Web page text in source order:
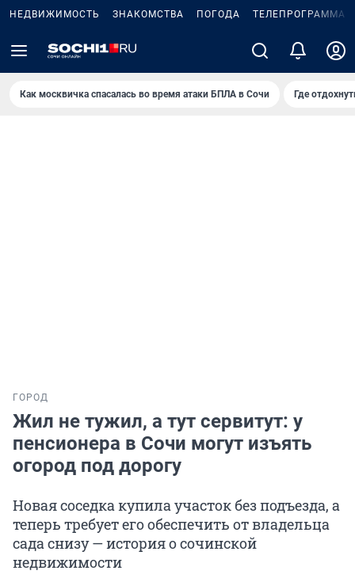
НЕДВИЖИМОСТЬ ЗНАКОМСТВА ПОГОДА ТЕЛЕПРОГРАММА
Как москвичка спасалась во время атаки БПЛА в Сочи Где
ГОРОД
Жил не тужил, а тут сервитут: у
пенсионера в Сочи могут изъять
огород под дорогу
Новая соседка купила участок без подъезда, а
теперь требует его обеспечить от владельца
сада снизу — история о сочинской
недвижимости